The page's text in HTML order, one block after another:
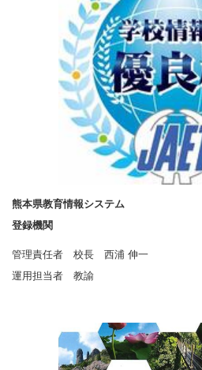
熊本県教育情報システム
登録機関
管理責任者 校長 西浦 伸一
運用担当者 教諭